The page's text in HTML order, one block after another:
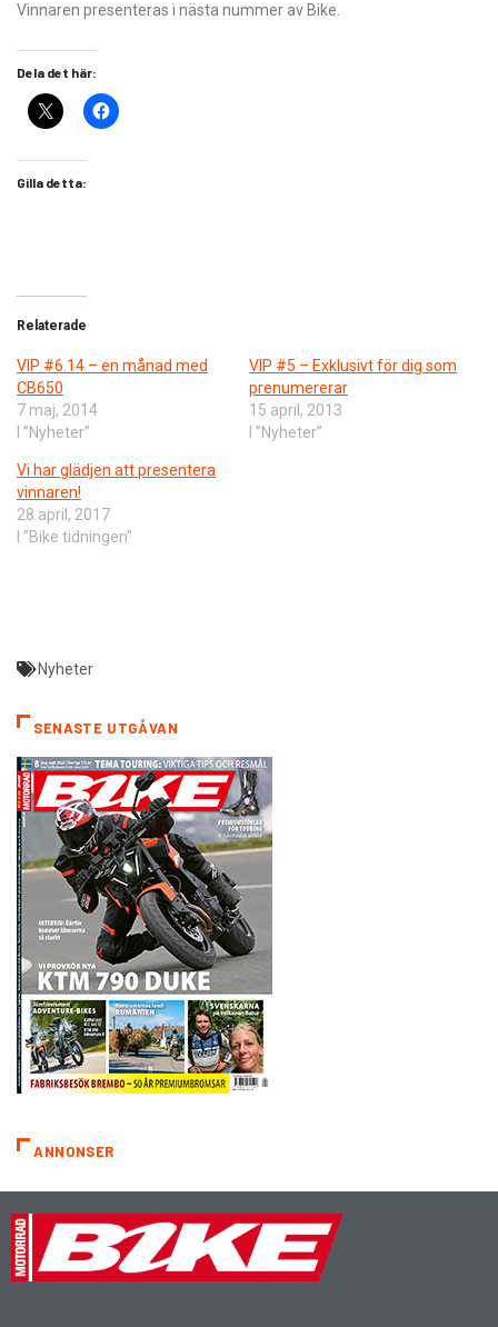
Vinnaren presenteras i nästa nummer av Bike.
Dela det här:
Gilla detta:
Relaterade
VIP #6.14 – en månad med
CB650
7 maj, 2014
I ”Nyheter”
VIP #5 – Exklusivt för dig som
prenumererar
15 april, 2013
I ”Nyheter”
Vi har glädjen att presentera
vinnaren!
28 april, 2017
I ”Bike tidningen”
Nyheter
SENASTE UTGÅVAN
ANNONSER